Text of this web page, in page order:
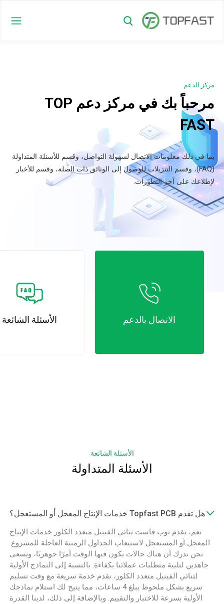
مركز الدعم
مرحباً بك في مركز دعم TOP
FAST
بما في ذلك معلومات الاتصال لسهولة التواصل، وقسم للأسئلة المتداولة
(FAQ)، وقسم التنزيلات للوصول إلى الوثائق ذات الصلة، وقسم للأخبار
لإطلاعك على آخر التطورات.
الاتصال بالدعم الأسئلة الشائعة
الأسئلة الشائعة
الأسئلة المتداولة
هل تقدم Topfast PCB خدمات الإنتاج المعجل أو المستعجل؟
نعم، تقدم توب فاست ثنائي الفينيل متعدد الكلور خدمات الإنتاج
المعجل أو المستعجل لاستيعاب الجداول الزمنية العاجلة للمشروع.
نحن ندرك أن هناك حالات يكون فيها الوقت أمرًا جوهريًا، ونسعى
جاهدين لتلبية متطلبات عملائنا بكفاءة. بالنسبة إلى النماذج الأولية
لثنائي الفينيل متعدد الكلور، نقدم خدمة سريعة مع وقت تسليم
سريع بشكل ملحوظ يبلغ 4 ساعات، مما يتيح لك استلام نماذجك
الأولية بسرعة للاختبار والتقييم. وبالإضافة إلى ذلك، لدينا القدرة